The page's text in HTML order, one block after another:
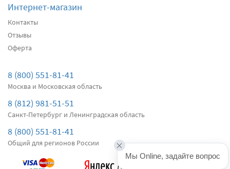
Подробнее
Передние дворники
Подробнее
Интернет-магазин
Контакты
Отзывы
Оферта
8 (800) 551-81-41
Москва и Московская область
8 (812) 981-51-51
Санкт-Петербург и Ленинградская область
8 (800) 551-81-41
Общий для регионов России
Мы Online, задайте вопрос